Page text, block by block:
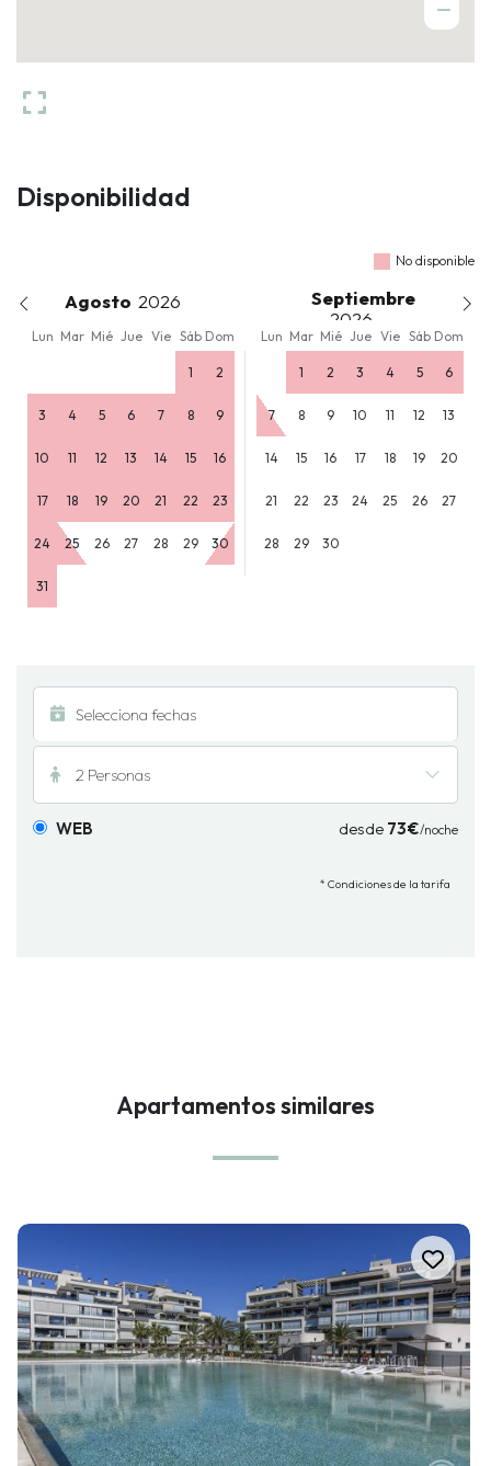
Disponibilidad
No disponible
Agosto Septiembre
Lun Mar Mié Jue Vie Sáb Dom Lun Mar Mié Jue Vie Sáb Dom
1 2
3 4 5 6 7 8 9
10 11 12 13 14 15 16
17 18 19 20 21 22 23
24 25 26 27 28 29 30
31
1 2 3 4 5 6
7 8 9 10 11 12 13
14 15 16 17 18 19 20
21 22 23 24 25 26 27
28 29 30
2 Personas
WEB desde 73€/noche
* Condiciones de la tarifa
Apartamentos similares